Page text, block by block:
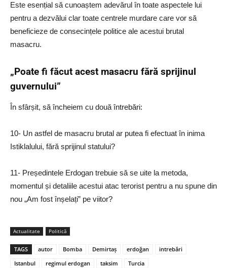
Este esențial să cunoaștem adevărul în toate aspectele lui
pentru a dezvălui clar toate centrele murdare care vor să
beneficieze de consecințele politice ale acestui brutal
masacru.
„Poate fi făcut acest masacru fără sprijinul
guvernului”
În sfârșit, să încheiem cu două întrebări:
10- Un astfel de masacru brutal ar putea fi efectuat în inima
Istiklalului, fără sprijinul statului?
11- Președintele Erdogan trebuie să se uite la metoda,
momentul și detaliile acestui atac terorist pentru a nu spune din
nou „Am fost înșelați” pe viitor?
Actualitate Politică
TAGS autor Bomba Demirtaș erdoğan
intrebări
Istanbul
regimul erdogan taksim Turcia